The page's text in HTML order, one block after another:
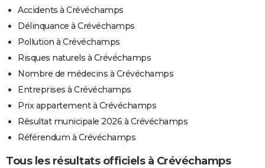
Accidents à Crévéchamps
Délinquance à Crévéchamps
Pollution à Crévéchamps
Risques naturels à Crévéchamps
Nombre de médecins à Crévéchamps
Entreprises à Crévéchamps
Prix appartement à Crévéchamps
Résultat municipale 2026 à Crévéchamps
Référendum à Crévéchamps
Tous les résultats officiels à Crévéchamps